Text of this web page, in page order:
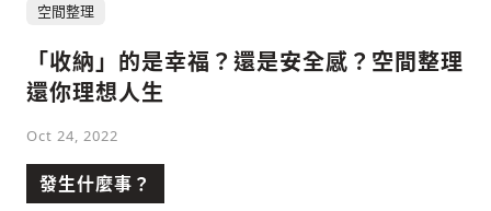
空間整理
「收納」的是幸福？還是安全感？空間整理
還你理想人生
Oct 24, 2022
發生什麼事？